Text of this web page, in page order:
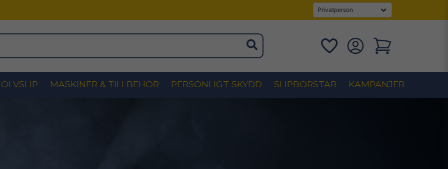
MASKINER & TILLBEHÖR PERSONLIGT SKYDD SLIPBORSTAR KAMPANJER